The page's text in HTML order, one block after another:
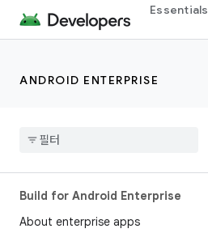
Essentials
ANDROID ENTERPRISE
Build for Android Enterprise
About enterprise apps